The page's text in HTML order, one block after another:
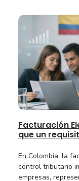
Facturación
que un
En Colombia, la
control tributario
empresas,